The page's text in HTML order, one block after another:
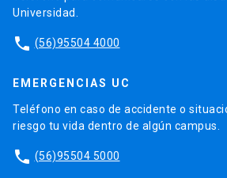
Universidad.
phone (56)95504 4000
EMERGENCIAS UC
Teléfono en caso de accidente o
riesgo tu vida dentro de algún campus.
phone (56)95504 5000